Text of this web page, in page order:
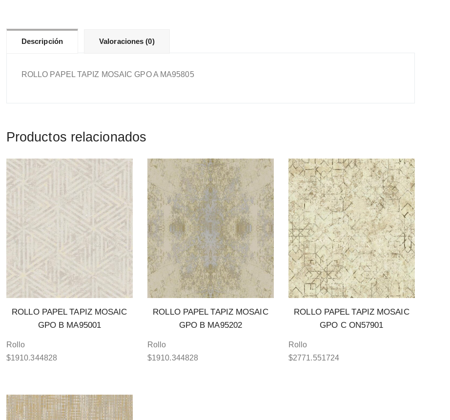
Descripción Valoraciones (0)
ROLLO PAPEL TAPIZ MOSAIC GPO A MA95805
Productos relacionados
ROLLO PAPEL TAPIZ MOSAIC
GPO B MA95001
Rollo
$1910.344828
ROLLO PAPEL TAPIZ MOSAIC
GPO B MA95202
Rollo
$1910.344828
ROLLO PAPEL TAPIZ MOSAIC
GPO C ON57901
Rollo
$2771.551724